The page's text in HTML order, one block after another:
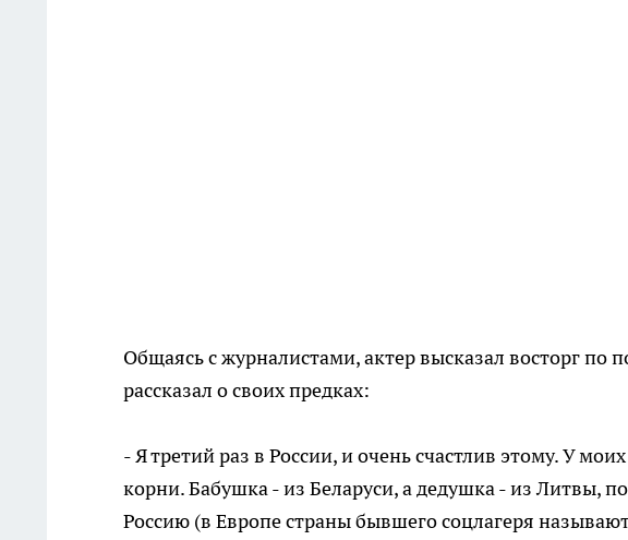
Общаясь с журналистами, актер высказал восторг по
рассказал о своих предках:
- Я третий раз в России, и очень счастлив этому. У
корни. Бабушка - из Беларуси, а дедушка - из Литвы,
Россию (в Европе страны бывшего соцлагеря